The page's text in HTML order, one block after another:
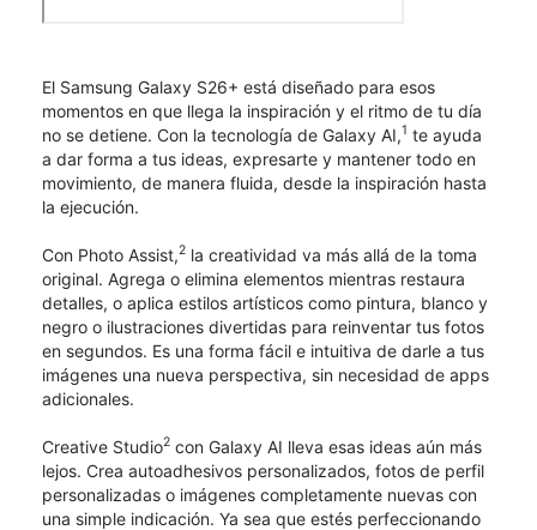
El Samsung Galaxy S26+ está diseñado para esos
momentos en que llega la inspiración y el ritmo de tu día
no se detiene. Con la tecnología de Galaxy AI,1 te ayuda
a dar forma a tus ideas, expresarte y mantener todo en
movimiento, de manera fluida, desde la inspiración hasta
la ejecución.
Con Photo Assist,2 la creatividad va más allá de la toma
original. Agrega o elimina elementos mientras restaura
detalles, o aplica estilos artísticos como pintura, blanco y
negro o ilustraciones divertidas para reinventar tus fotos
en segundos. Es una forma fácil e intuitiva de darle a tus
imágenes una nueva perspectiva, sin necesidad de apps
adicionales.
Creative Studio2 con Galaxy AI lleva esas ideas aún más
lejos. Crea autoadhesivos personalizados, fotos de perfil
personalizadas o imágenes completamente nuevas con
una simple indicación. Ya sea que estés perfeccionando